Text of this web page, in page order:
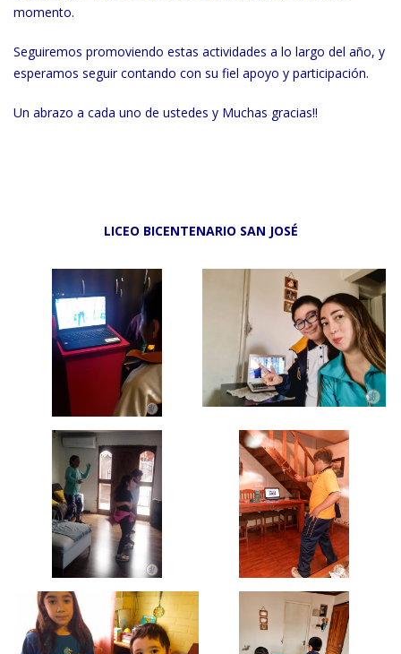
momento.
Seguiremos promoviendo estas actividades a lo largo del año, y
esperamos seguir contando con su fiel apoyo y participación.
Un abrazo a cada uno de ustedes y Muchas gracias!!
LICEO BICENTENARIO SAN JOSÉ